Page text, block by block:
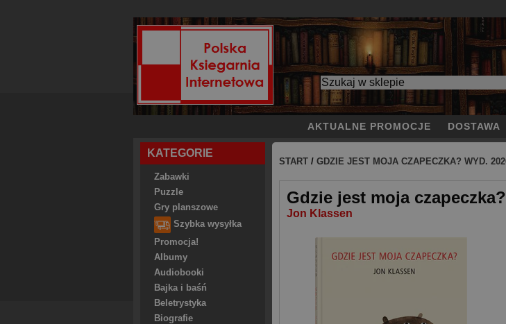
AKTUALNE PROMOCJE DOSTAWA
KATEGORIE
Zabawki
Puzzle
Gry planszowe
Szybka wysyłka
Promocja!
Albumy
Audiobooki
Bajka i baśń
Beletrystyka
Biografie
START / GDZIE JEST MOJA CZAPECZKA? WYD.
Gdzie jest moja
Jon Klassen